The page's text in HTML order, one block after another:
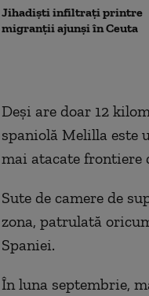
Jihadiști infiltrați printre
migranții ajunși în Ceuta
Deşi are doar 12
spaniolă Melilla este
mai atacate frontiere
Sute de camere de
zona, patrulată
Spaniei.
În luna septembrie,